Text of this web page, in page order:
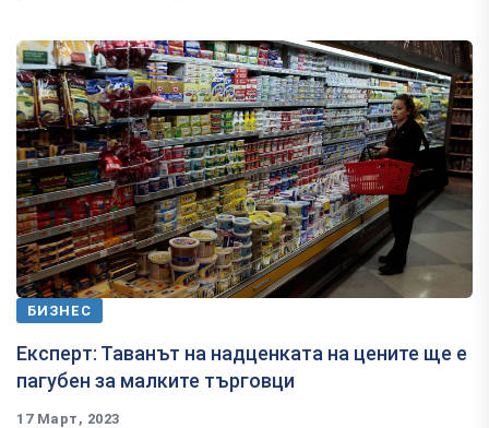
БИЗНЕС
Експерт: Таванът на надценката на цените ще e
пагубeн за малките търговци
17 Март, 2023